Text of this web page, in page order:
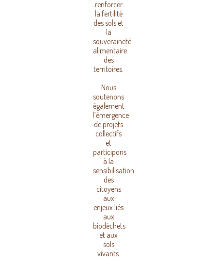
renforcer
la fertilité
des sols et
la
souveraineté
alimentaire
des
territoires.
Nous
soutenons
également
l’émergence
de projets
collectifs
et
participons
à la
sensibilisation
des
citoyens
aux
enjeux liés
aux
biodéchets
et aux
sols
vivants.